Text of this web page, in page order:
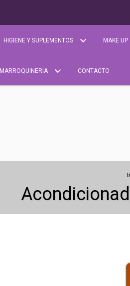
HIGIENE Y SUPLEMENTOS MAKE UP
MARROQUINERIA CONTACTO